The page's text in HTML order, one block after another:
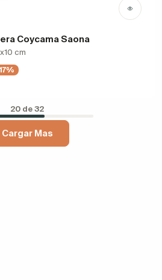
Coycama Saona
cm
20 de 32
Cargar Mas